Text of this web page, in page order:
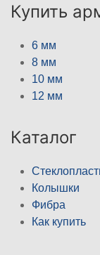
Купить
6 мм
8 мм
10 мм
12 мм
Каталог
Колышки
Фибра
Как купить